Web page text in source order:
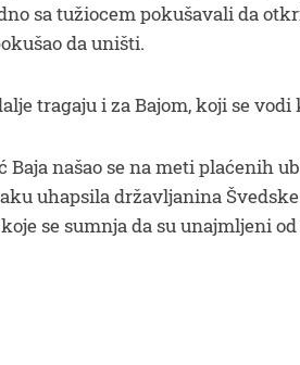
sa tužiocem pokušavali da
da uništi.
tragaju i za Bajom, koji se vodi
Baja našao se na meti plaćenih
uhapsila državljanina
se sumnja da su unajmljeni